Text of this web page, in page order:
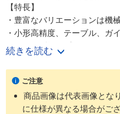
【特長】
・豊富なバリエーションは機
・小形高精度、テーブル、ガ
・シリンダ径6種類Φ4.5、6
10、12、20mm）
・精密に長さを測定可能なス
【用途】
・あらゆる業界の空気圧機器
続きを読む
ご注意
商品画像は代表画像とな
に仕様が異なる場合がござ